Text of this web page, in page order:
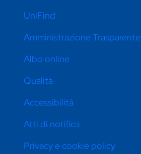
UniFind
Amministrazione Trasparente
Albo online
Qualità
Accessibilità
Atti di notifica
Privacy e cookie policy